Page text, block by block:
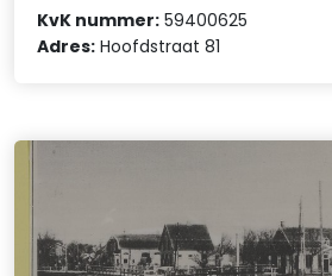
KvK nummer: 59400625
Adres: Hoofdstraat 81